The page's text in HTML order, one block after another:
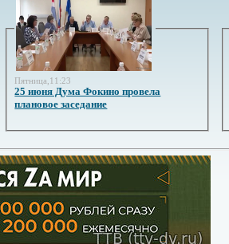
Пятница,11:23
25 июня Дума Фокино провела
плановое заседание